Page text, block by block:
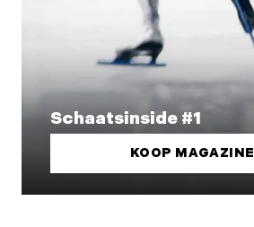
Schaatsinside #1
KOOP MAGAZINE